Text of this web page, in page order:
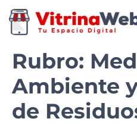
Rubro:
Ambiente
de